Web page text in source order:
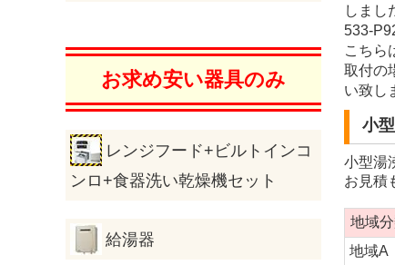
お求め安い器具のみ
レンジフード+ビルトインコ
ンロ+食器洗い乾燥機セット
給湯器
しまし
533-
こちら
取付の
い致し
小
小型湯
お見積
地域
地域A